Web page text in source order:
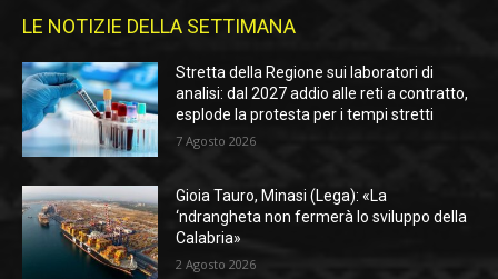
LE NOTIZIE DELLA SETTIMANA
Stretta della Regione sui laboratori di
analisi: dal 2027 addio alle reti a contratto,
esplode la protesta per i tempi stretti
7 Agosto 2026
Gioia Tauro, Minasi (Lega): «La
‘ndrangheta non fermerà lo sviluppo della
Calabria»
2 Agosto 2026